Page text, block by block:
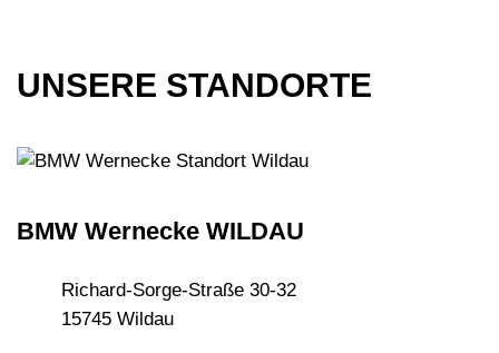
UNSERE STANDORTE
BMW Wernecke WILDAU
Richard-Sorge-Straße 30-32
15745 Wildau